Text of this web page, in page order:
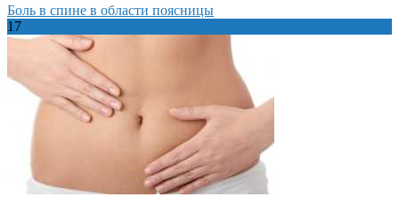
Боль в спине в области поясницы
17